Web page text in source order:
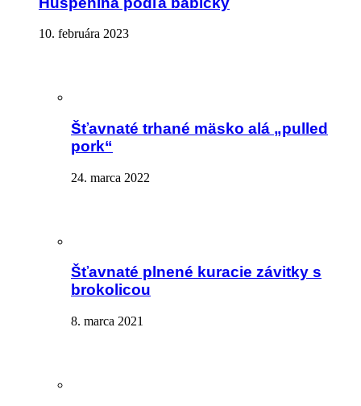
10. februára 2023
Šťavnaté trhané mäsko alá „pulled
pork“
24. marca 2022
Šťavnaté plnené kuracie závitky s
brokolicou
8. marca 2021